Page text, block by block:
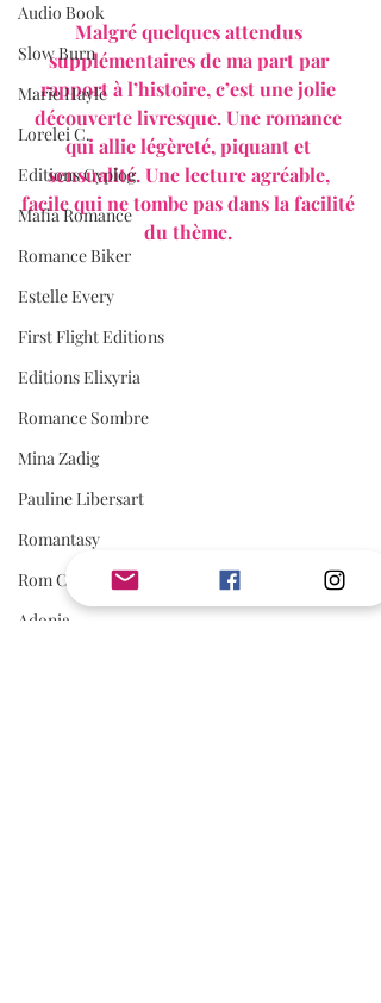
Audio Book
Slow Burn
Marie Hayle
Lorelei C.
Editions Cyplog
Mafia Romance
Romance Biker
Estelle Every
First Flight Editions
Editions Elixyria
Romance Sombre
Mina Zadig
Pauline Libersart
Romantasy
Rom Com
Adonia
Malgré quelques attendus
supplémentaires de ma part par
rapport à l’histoire, c’est une jolie
découverte livresque. Une romance
qui allie légèreté, piquant et
sensualité. Une lecture agréable,
facile qui ne tombe pas dans la facilité
du thème.